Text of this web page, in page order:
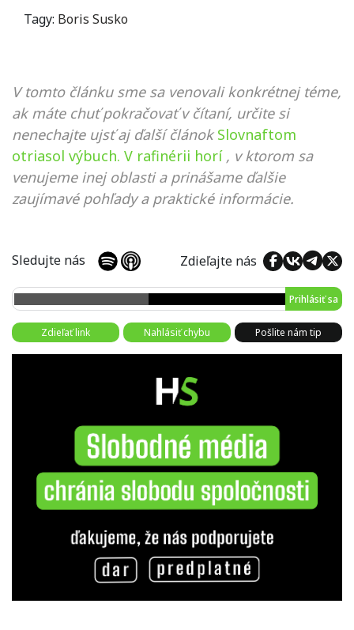
Tagy: Boris Susko
V tomto článku sme sa venovali konkrétnej téme,
ak máte chuť pokračovať v čítaní, určite si
nenechajte ujsť aj ďalší článok Slovnaftom
otriasol výbuch. V rafinérii horí , v ktorom sa
venujeme inej oblasti a prinášame ďalšie
zaujímavé pohľady a praktické informácie.
Sledujte nás Zdieľajte nás
Prihlásiť sa
Zdieľať link Nahlásiť chybu Pošlite nám tip